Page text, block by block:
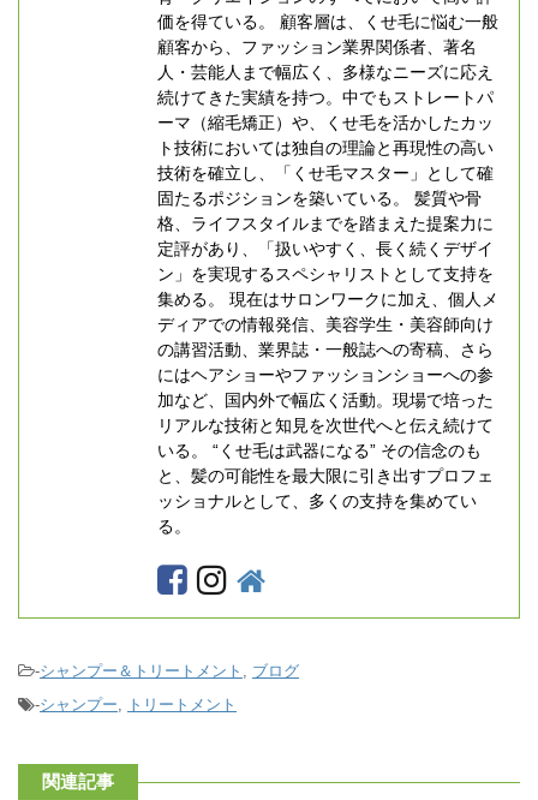
価を得ている。 顧客層は、くせ毛に悩む一般
顧客から、ファッション業界関係者、著名
人・芸能人まで幅広く、多様なニーズに応え
続けてきた実績を持つ。中でもストレートパ
ーマ（縮毛矯正）や、くせ毛を活かしたカッ
ト技術においては独自の理論と再現性の高い
技術を確立し、「くせ毛マスター」として確
固たるポジションを築いている。 髪質や骨
格、ライフスタイルまでを踏まえた提案力に
定評があり、「扱いやすく、長く続くデザイ
ン」を実現するスペシャリストとして支持を
集める。 現在はサロンワークに加え、個人メ
ディアでの情報発信、美容学生・美容師向け
の講習活動、業界誌・一般誌への寄稿、さら
にはヘアショーやファッションショーへの参
加など、国内外で幅広く活動。現場で培った
リアルな技術と知見を次世代へと伝え続けて
いる。 “くせ毛は武器になる” その信念のも
と、髪の可能性を最大限に引き出すプロフェ
ッショナルとして、多くの支持を集めてい
る。
-シャンプー＆トリートメント , ブログ
-シャンプー, トリートメント
関連記事